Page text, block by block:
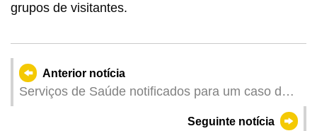
grupos de visitantes.
Anterior notícia
Serviços de Saúde notificados para um caso de
Seguinte notícia